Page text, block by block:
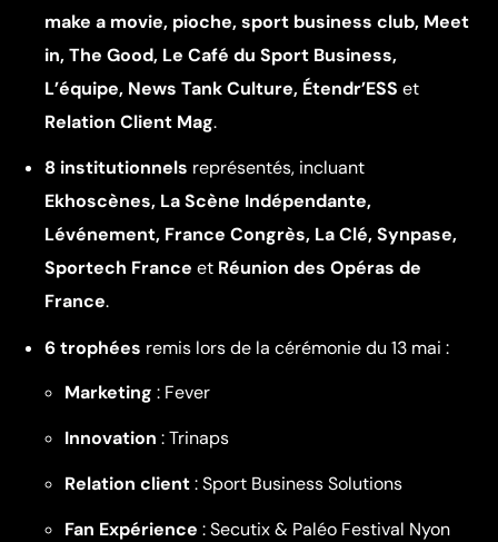
make a movie, pioche, sport business club, Meet
in, The Good, Le Café du Sport Business,
L’équipe, News Tank Culture, Étendr’ESS et
Relation Client Mag.
8 institutionnels représentés, incluant
Ekhoscènes, La Scène Indépendante,
Lévénement, France Congrès, La Clé, Synpase,
Sportech France et Réunion des Opéras de
France.
6 trophées remis lors de la cérémonie du 13 mai :
Marketing : Fever
Innovation : Trinaps
Relation client: Sport Business Solutions
Fan Expérience : Secutix & Paléo Festival Nyon